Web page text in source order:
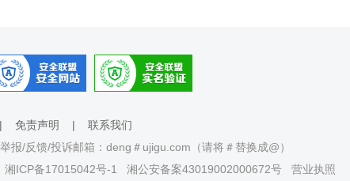
免责声明 | 联系我们
/反馈/投诉邮箱：deng＃ujigu.com（请将＃替换成@）
湘ICP备17015042号-1 湘公安备案43019002000672号 营业执照